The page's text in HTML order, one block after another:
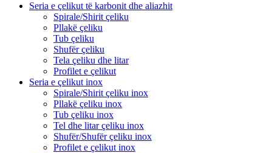
Seria e çelikut të karbonit dhe aliazhit
Spirale/Shirit çeliku
Pllakë çeliku
Tub çeliku
Shufër çeliku
Tela çeliku dhe litar
Profilet e çelikut
Seria e çelikut inox
Spirale/Shirit çeliku inox
Pllakë çeliku inox
Tub çeliku inox
Tel dhe litar çeliku inox
Shufër/Shufër çeliku inox
Profilet e çelikut inox